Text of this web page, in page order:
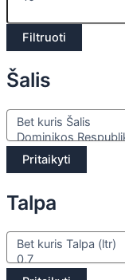
Filtruoti
Šalis
Pritaikyti
Talpa